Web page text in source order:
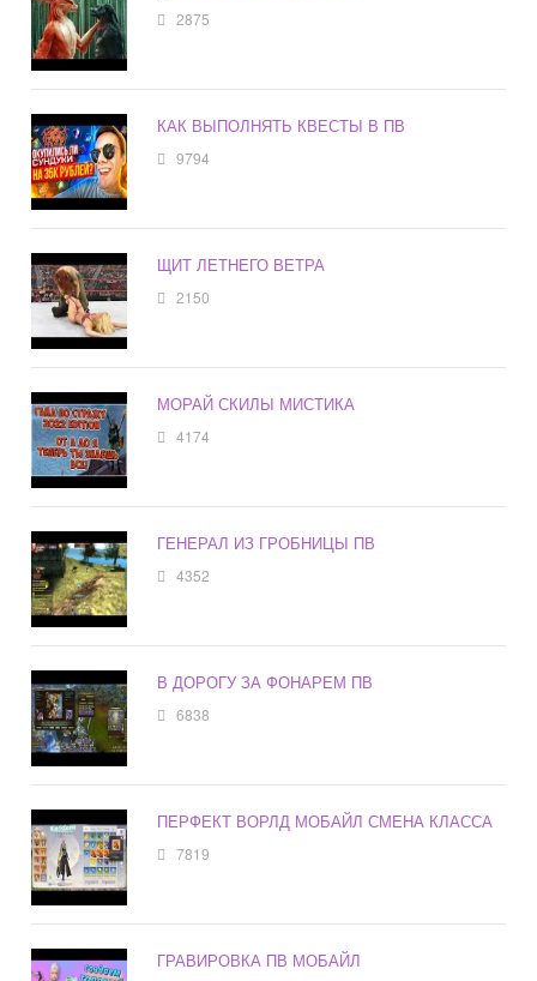
2875
КАК ВЫПОЛНЯТЬ КВЕСТЫ В ПВ
9794
ЩИТ ЛЕТНЕГО ВЕТРА
2150
МОРАЙ СКИЛЫ МИСТИКА
4174
ГЕНЕРАЛ ИЗ ГРОБНИЦЫ ПВ
4352
В ДОРОГУ ЗА ФОНАРЕМ ПВ
6838
ПЕРФЕКТ ВОРЛД МОБАЙЛ СМЕНА КЛАССА
7819
ГРАВИРОВКА ПВ МОБАЙЛ